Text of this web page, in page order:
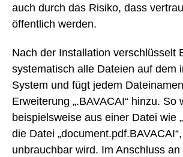
auch durch das Risiko, dass
öffentlich werden.
Nach der Installation verschlüsselt
systematisch alle Dateien auf dem
System und fügt jedem
Erweiterung „.BAVACAI“ hinzu. So
beispielsweise aus einer Datei wie
die Datei
unbrauchbar wird. Im Anschluss an